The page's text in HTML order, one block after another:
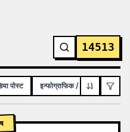
14513
पोस्ट इन्फोग्राफिक / शैक्षिक विज़ुअल